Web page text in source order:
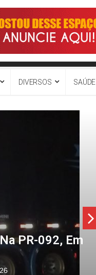
DIVERSOS SAÚDE
PR-092, Em